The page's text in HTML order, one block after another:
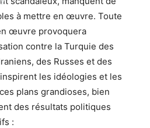
à mettre en œuvre. Toute
œuvre provoquera
contre la Turquie des
des Russes et des
les idéologies et les
plans grandioses, bien
des résultats politiques
: